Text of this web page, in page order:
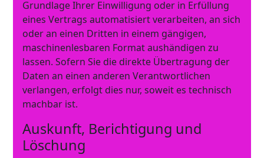
Grundlage Ihrer Einwilligung oder in Erfüllung
eines Vertrags automatisiert verarbeiten, an sich
oder an einen Dritten in einem gängigen,
maschinenlesbaren Format aushändigen zu
lassen. Sofern Sie die direkte Übertragung der
Daten an einen anderen Verantwortlichen
verlangen, erfolgt dies nur, soweit es technisch
machbar ist.
Auskunft, Berichtigung und
Löschung